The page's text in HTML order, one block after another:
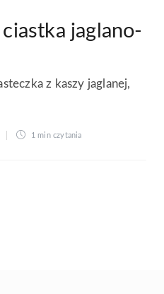
jaglano-
z kaszy jaglanej,
1 minczytania